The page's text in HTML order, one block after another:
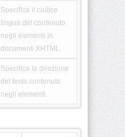
Specifica il codice
lingua del contenuto
negli elementi in
documenti XHTML.
Specifica la direzione
del testo contenuto
negli elementi.